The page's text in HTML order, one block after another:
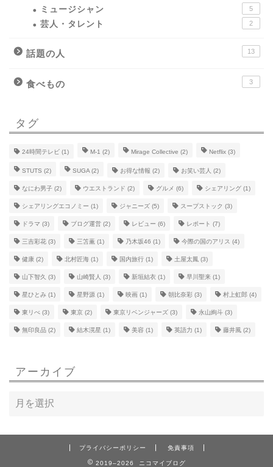
ミュージシャン 5
芸人・タレント 2
話題の人 13
食べもの 3
タグ
24時間テレビ (1) M-1 (2) Mirage Collective (2) Netflix (3)
STUTS (2) SUGA (2) お得な情報 (2) お笑い芸人 (2)
なにわ男子 (2) ウエストランド (2) グルメ (6) シェアリング (1)
シェアリングエコノミー (1) ジャニーズ (5) スープストック (3)
ドラマ (3) ブログ運営 (2) レビュー (6) レポート (7)
三吉彩花 (3) 三笘薫 (1) 乃木坂46 (1) 今際の国のアリス (4)
健康 (2) 北村匠海 (1) 国内旅行 (1) 土屋太鳳 (3)
山下智久 (3) 山崎賢人 (3) 新垣結衣 (1) 早川聖来 (1)
星ひとみ (1) 星野源 (1) 映画 (1) 朝比奈彩 (3) 村上虹郎 (4)
東リべ (3) 東京 (2) 東京リベンジャーズ (3) 永山絢斗 (3)
無印良品 (2) 結木滉星 (1) 美容 (1) 英語力 (1) 藤井風 (2)
アーカイブ
プライバシーポリシー 免責事項
2019–2026 ニコマイブログ